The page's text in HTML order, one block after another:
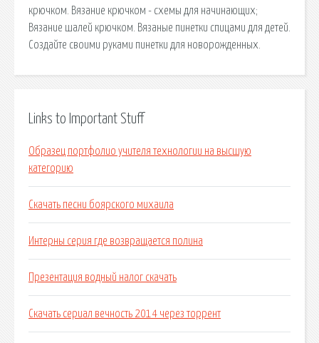
крючком. Вязание крючком - схемы для начинающих;
Вязание шалей крючком. Вязаные пинетки спицами для детей.
Создайте своими руками пинетки для новорожденных.
Links to Important Stuff
Образец портфолио учителя технологии на высшую
категорию
Скачать песни боярского михаила
Интерны серия где возвращается полина
Презентация водный налог скачать
Скачать сериал вечность 2014 через торрент